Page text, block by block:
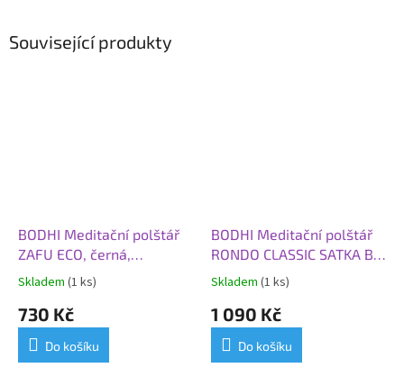
Související produkty
BODHI Meditační polštář
ZAFU ECO, černá,
špaldové otruby
Skladem (1 ks)
730 Kč
Do košíku
BODHI Meditační polštář
RONDO CLASSIC SATKA BIG
XL, černá/natur, špaldové
Skladem (1 ks)
1 090 Kč
Do košíku